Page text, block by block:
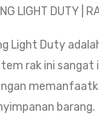
LIGHT DUTY |
Light Duty
rak ini
barang.